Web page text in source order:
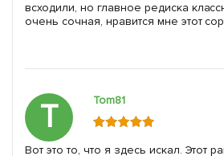
всходили, но главное редиска
очень сочная, нравится мне этот
T Tom81
Вот это то, что я здесь искал. Этот